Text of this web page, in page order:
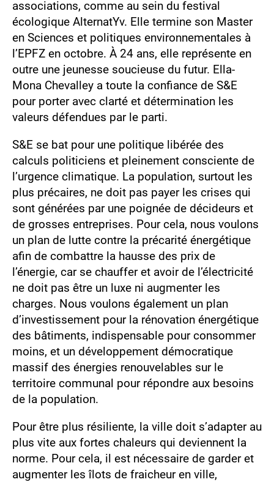
associations, comme au sein du festival
écologique AlternatYv. Elle termine son Master
en Sciences et politiques environnementales à
l’EPFZ en octobre. À 24 ans, elle représente en
outre une jeunesse soucieuse du futur. Ella-
Mona Chevalley a toute la confiance de S&E
pour porter avec clarté et détermination les
valeurs défendues par le parti.
S&E se bat pour une politique libérée des
calculs politiciens et pleinement consciente de
l’urgence climatique. La population, surtout les
plus précaires, ne doit pas payer les crises qui
sont générées par une poignée de décideurs et
de grosses entreprises. Pour cela, nous voulons
un plan de lutte contre la précarité énergétique
afin de combattre la hausse des prix de
l’énergie, car se chauffer et avoir de l’électricité
ne doit pas être un luxe ni augmenter les
charges. Nous voulons également un plan
d’investissement pour la rénovation énergétique
des bâtiments, indispensable pour consommer
moins, et un développement démocratique
massif des énergies renouvelables sur le
territoire communal pour répondre aux besoins
de la population.
Pour être plus résiliente, la ville doit s’adapter au
plus vite aux fortes chaleurs qui deviennent la
norme. Pour cela, il est nécessaire de garder et
augmenter les îlots de fraicheur en ville,